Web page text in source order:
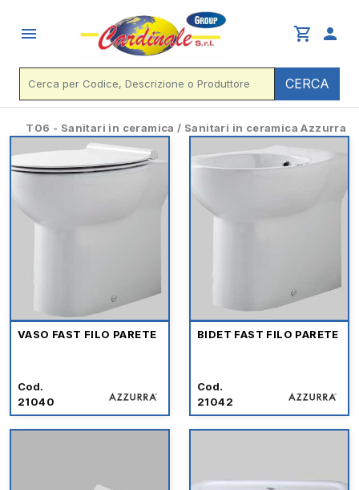
menu shopping_cart person
CERCA
T06 - Sanitari in ceramica / Sanitari in ceramica Azzurra
VASO FAST FILO PARETE
Cod.
21040
BIDET FAST FILO PARETE
Cod.
21042